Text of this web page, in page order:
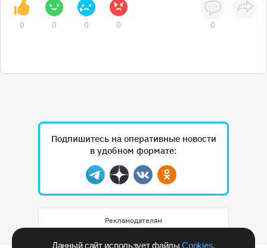
Данный сайт использует файлыCookies.
0 0 0 0 0
Подпишитесь на оперативные новости
в удобном формате:
Telegram
ДзенВконтактеОдноклассники
Рекламодателям